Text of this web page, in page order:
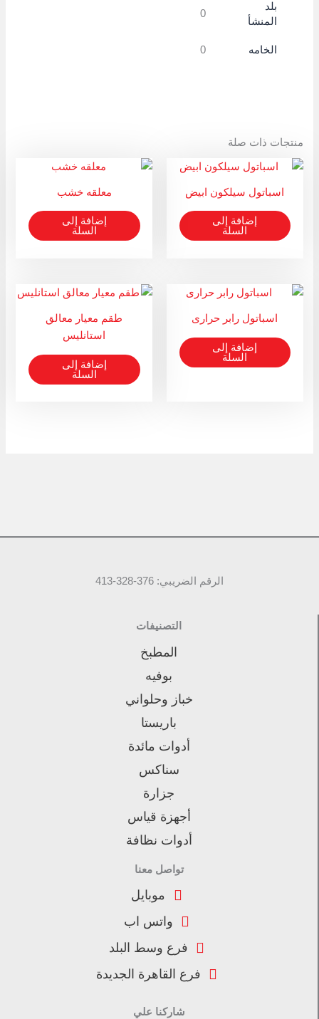
بلد
المنشأ
0
الخامه 0
منتجات ذات صلة
اسباتول سيلكون ابيض
إضافة إلى
السلة
معلقه خشب
إضافة إلى
السلة
اسباتول رابر حرارى
إضافة إلى
السلة
طقم معيار معالق
استانليس
إضافة إلى
السلة
الرقم الضريبي: 376-328-413
التصنيفات
المطبخ
بوفيه
خباز وحلواني
باريستا
أدوات مائدة
سناكس
جزارة
أجهزة قياس
أدوات نظافة
تواصل معنا
موبايل
واتس اب
فرع وسط البلد
فرع القاهرة الجديدة
شاركنا علي